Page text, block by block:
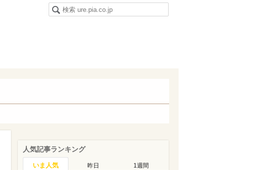
人気記事ランキング
いま人気 昨日 1週間